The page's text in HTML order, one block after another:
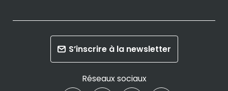
S’inscrire à la newsletter
Réseaux sociaux